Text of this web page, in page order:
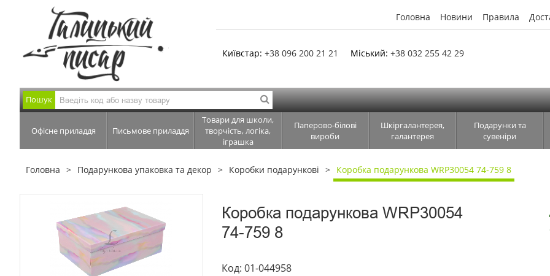
Головна Новини Правила
Київстар: +38 096 200 21 21 Міський: +38 032 255 42 29
Пошук
Офісне приладдя Письмове приладдя
Товари для школи,
творчість, логіка,
іграшка
Паперово-білові
вироби
Шкіргалантерея,
галантерея
Подарунки та
сувеніри
Головна Подарункова упаковка та декор Коробки подарункові Коробка подарункова WRP30054 74-759 8
Коробка подарункова WRP30054
74-759 8
Код: 01-044958